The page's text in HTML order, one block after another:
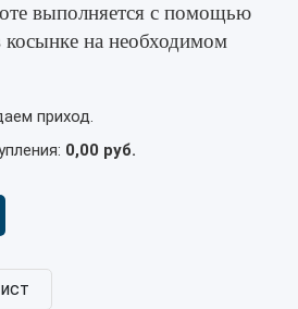
выполняется с помощью
косынке на необходимом
приход.
0,00 руб.